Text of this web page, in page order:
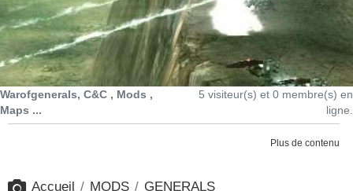
Warofgenerals, C&C , Mods ,
Maps ...
5 visiteur(s) et 0 membre(s) en
ligne.
Plus de contenu
Accueil MODS
GENERALS